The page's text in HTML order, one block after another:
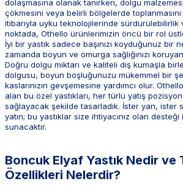
dolaşmasına olanak tanırken, dolgu
çökmesini veya belirli bölgelerde toplanmasını
itibarıyla uyku teknolojilerinde
noktada, Othello ürünlerimizin öncü bir rol
İyi bir yastık sadece başınızı koyduğunuz bir
zamanda boyun ve omurga sağlığınızı
Doğru dolgu miktarı ve kaliteli dış kumaşla
dolgusu, boyun boşluğunuzu mükemmel bir
kaslarınızın gevşemesine yardımcı olur.
alan bu özel yastıkları, her türlü yatış
sağlayacak şekilde tasarladık. İster yan, ister
yatın; bu yastıklar size ihtiyacınız olan
sunacaktır.
Boncuk Elyaf Yastık Nedir ve
Özellikleri Nelerdir?